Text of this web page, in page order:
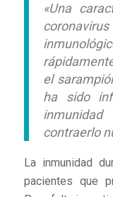
«Una
el
ha sido
contraerlo
La inmunidad
pacientes que